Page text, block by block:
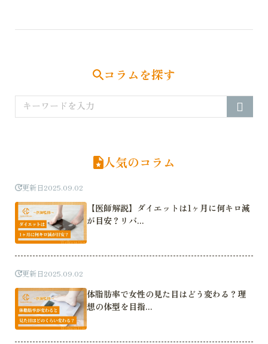
コラムを探す
人気のコラム
更新日2025.09.02
【医師解説】ダイエットは1ヶ月に何キロ減
が目安？リバ...
更新日2025.09.02
体脂肪率で女性の見た目はどう変わる？理
想の体型を目指...